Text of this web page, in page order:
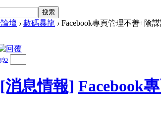
搜索
壇 › 數碼暴龍 › Facebook專頁管理不善+陰
go
[消息情報] Facebook